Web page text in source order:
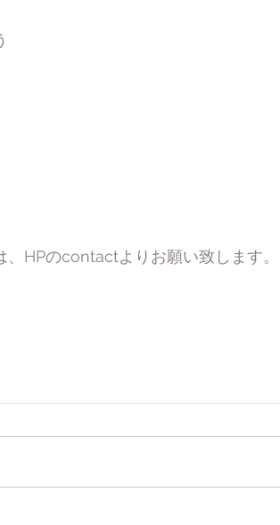
HPのcontactよりお願い致します。